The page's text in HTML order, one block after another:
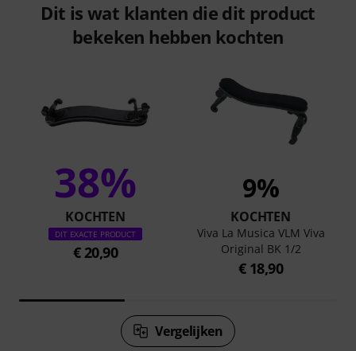
Dit is wat klanten die dit product
bekeken hebben kochten
38%
KOCHTEN
DIT EXACTE PRODUCT
€ 20,90
9%
KOCHTEN
Viva La Musica VLM Viva
Original BK 1/2
€ 18,90
Vergelijken